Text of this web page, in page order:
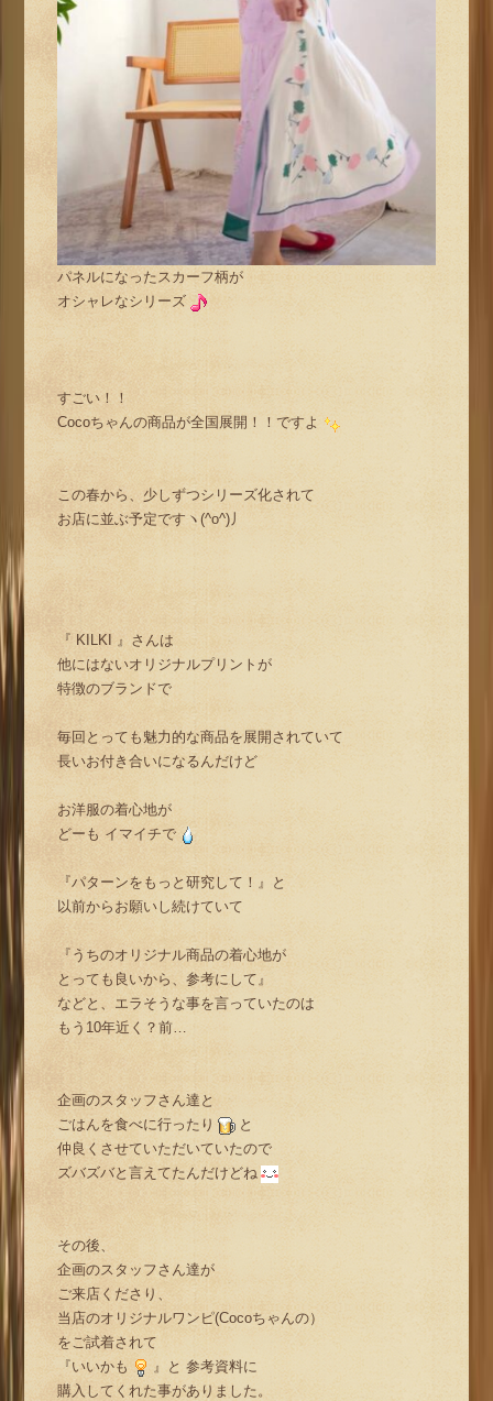
パネルになったスカーフ柄が
オシャレなシリーズ
すごい！！
Cocoちゃんの商品が全国展開！！ですよ
この春から、少しずつシリーズ化されて
お店に並ぶ予定ですヽ(^o^)丿
『 KILKI 』さんは
他にはないオリジナルプリントが
特徴のブランドで
毎回とっても魅力的な商品を展開されていて
長いお付き合いになるんだけど
お洋服の着心地が
どーも イマイチで
『パターンをもっと研究して！』と
以前からお願いし続けていて
『うちのオリジナル商品の着心地が
とっても良いから、参考にして』
などと、エラそうな事を言っていたのは
もう10年近く？前…
企画のスタッフさん達と
ごはんを食べに行ったり
と
仲良くさせていただいていたので
ズバズバと言えてたんだけどね
その後、
企画のスタッフさん達が
ご来店くださり、
当店のオリジナルワンピ(Cocoちゃんの）
をご試着されて
『いいかも
』と 参考資料に
購入してくれた事がありました。